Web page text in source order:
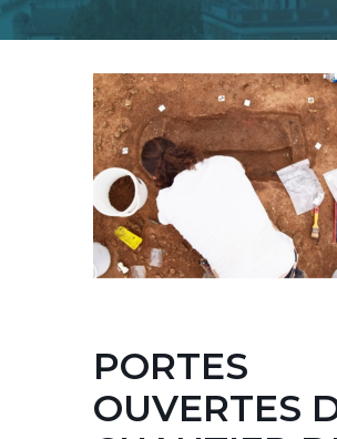
PORTES
OUVERTES